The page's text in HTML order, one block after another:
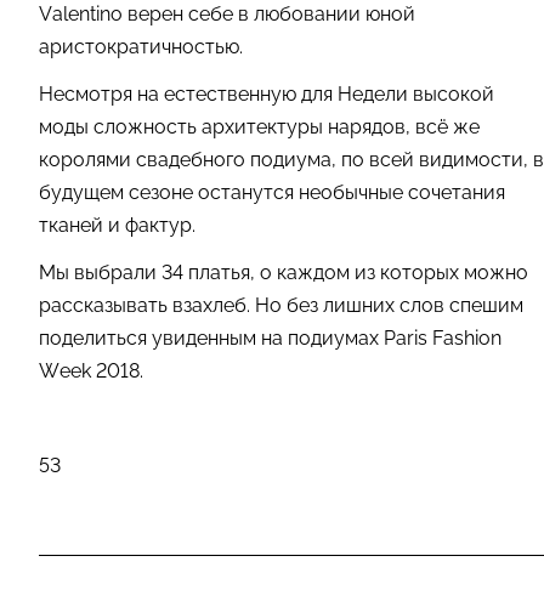
Valentino верен себе в любовании юной
аристократичностью.
Несмотря на естественную для Недели высокой
моды сложность архитектуры нарядов, всё же
королями свадебного подиума, по всей видимости, в
будущем сезоне останутся необычные сочетания
тканей и фактур.
Мы выбрали 34 платья, о каждом из которых можно
рассказывать взахлеб. Но без лишних слов спешим
поделиться увиденным на подиумах Paris Fashion
Week 2018.
53